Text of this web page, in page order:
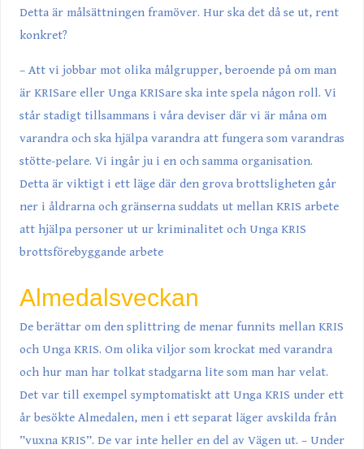
Detta är målsättningen framöver. Hur ska det då se ut, rent
konkret?
– Att vi jobbar mot olika målgrupper, beroende på om man
är KRISare eller Unga KRISare ska inte spela någon roll. Vi
står stadigt tillsammans i våra deviser där vi är måna om
varandra och ska hjälpa varandra att fungera som varandras
stötte-pelare. Vi ingår ju i en och samma organisation.
Detta är viktigt i ett läge där den grova brottsligheten går
ner i åldrarna och gränserna suddats ut mellan KRIS arbete
att hjälpa personer ut ur kriminalitet och Unga KRIS
brottsförebyggande arbete
Almedalsveckan
De berättar om den splittring de menar funnits mellan KRIS
och Unga KRIS. Om olika viljor som krockat med varandra
och hur man har tolkat stadgarna lite som man har velat.
Det var till exempel symptomatiskt att Unga KRIS under ett
år besökte Almedalen, men i ett separat läger avskilda från
”vuxna KRIS”. De var inte heller en del av Vägen ut. – Under